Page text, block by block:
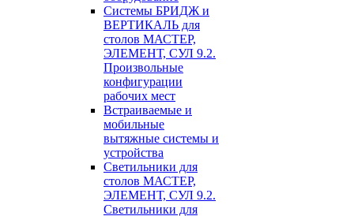
Системы БРИДЖ и
ВЕРТИКАЛЬ для
столов МАСТЕР,
ЭЛЕМЕНТ, СУЛ 9.2.
Произвольные
конфигурации
рабочих мест
Встраиваемые и
мобильные
вытяжные системы и
устройства
Светильники для
столов МАСТЕР,
ЭЛЕМЕНТ, СУЛ 9.2.
Светильники для